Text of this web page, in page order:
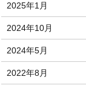
2025年1月
2024年10月
2024年5月
2022年8月